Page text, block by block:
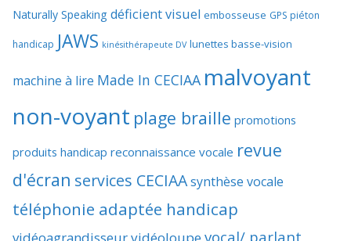
Naturally Speaking déficient visuel embosseuse GPS piéton
handicap JAWS kinésithérapeute DV lunettes basse-vision
machine à lire Made In CECIAA malvoyant
non-voyant plage braille promotions
produits handicap reconnaissance vocale revue
d'écran services CECIAAsynthèse vocale
téléphonie adaptée handicap
vidéoagrandisseurvidéoloupevocal/ parlant